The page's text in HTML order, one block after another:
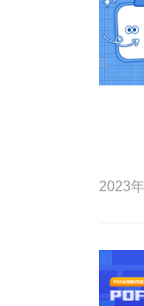
2023